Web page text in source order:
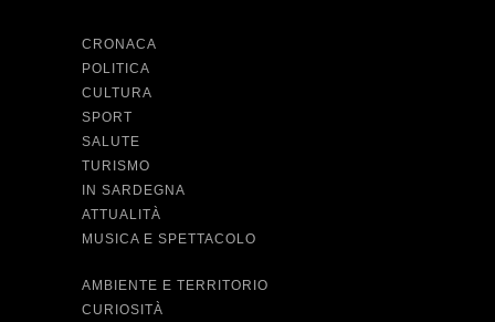
CRONACA
POLITICA
CULTURA
SPORT
SALUTE
TURISMO
IN SARDEGNA
ATTUALITÀ
MUSICA E SPETTACOLO
AMBIENTE E TERRITORIO
CURIOSITÀ